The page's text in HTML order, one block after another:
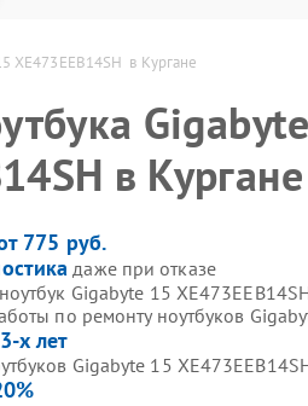
XE473EEB14SH  в Кургане
в Кургане
775 руб.
даже при отказе
Gigabyte 15
по ремонту ноутбуков
х лет
Gigabyte 15